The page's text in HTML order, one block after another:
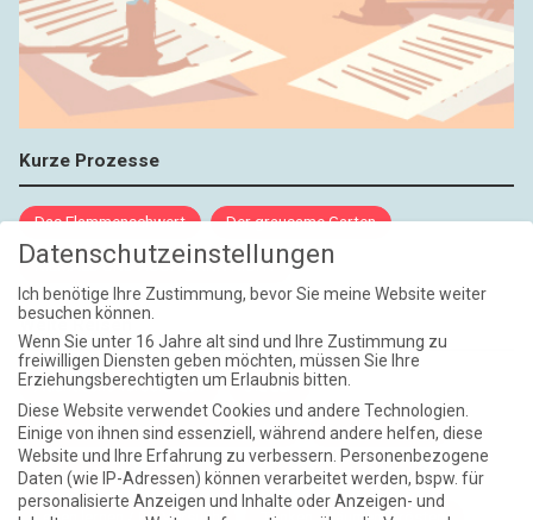
Kurze Prozesse
Das Flammenschwert Der grausame Garten
NIEMALS UND AUCH DANN NICHT
Weite Reisen
Atlantische Turbulenzen DIE ELF
Die Zeit der Ringelblumen ist vorbei Europa im Kopf
Fast am Ziel Frühling in Florenz In der Blase
Datenschutzeinstellungen
Ich benötige Ihre Zustimmung, bevor Sie meine Website weiter
besuchen können.
Wenn Sie unter 16 Jahre alt sind und Ihre Zustimmung zu
freiwilligen Diensten geben möchten, müssen Sie Ihre
Erziehungsberechtigten um Erlaubnis bitten.
Diese Website verwendet Cookies und andere Technologien.
Einige von ihnen sind essenziell, während andere helfen, diese
Website und Ihre Erfahrung zu verbessern. Personenbezogene
Daten (wie IP-Adressen) können verarbeitet werden, bspw. für
personalisierte Anzeigen und Inhalte oder Anzeigen- und